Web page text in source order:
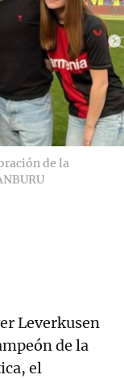
de la
Leverkusen
de la
el